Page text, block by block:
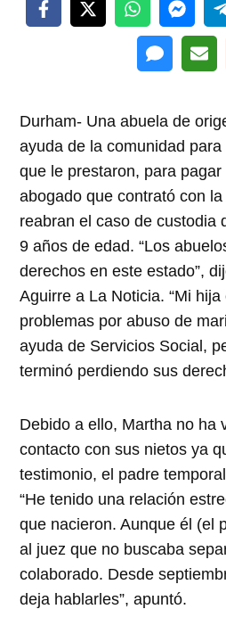
Durham- Una abuela de
ayuda de la comunidad
que le prestaron, para
abogado que contrató con
reabran el caso de custodia
9 años de edad. “Los
derechos en este estado”,
Aguirre a La Noticia. “Mi
problemas por abuso de
ayuda de Servicios Social,
terminó perdiendo sus
Debido a ello, Martha no ha
contacto con sus nietos ya
testimonio, el padre
“He tenido una relación
que nacieron. Aunque él (el
al juez que no buscaba
colaborado. Desde
deja hablarles”, apuntó.